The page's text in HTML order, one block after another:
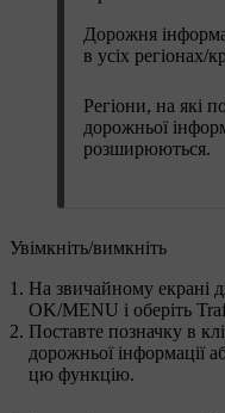
Дорожня
в усіх регіонах/
Регіони, на які
дорожньої
розширюються.
Увімкніть/вимкніть
На звичайному екрані
OK/MENU і оберіть
Поставте позначку в
дорожньої інформації
цю функцію.